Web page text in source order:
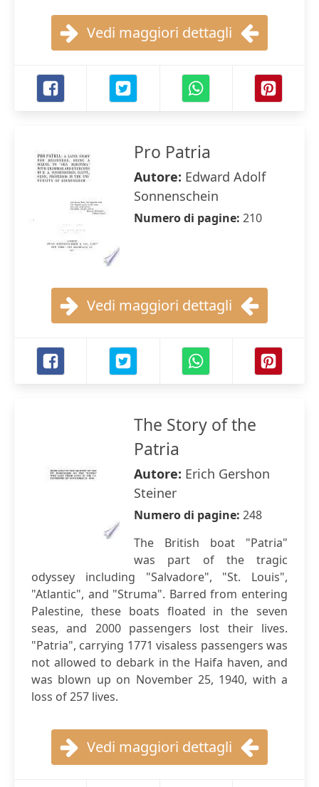
Vedi maggiori dettagli
Pro Patria
Autore: Edward Adolf
Sonnenschein
Numero di pagine: 210
Vedi maggiori dettagli
The Story of the
Patria
Autore: Erich Gershon
Steiner
Numero di pagine: 248
The British boat "Patria"
was part of the tragic
odyssey including "Salvadore", "St. Louis",
"Atlantic", and "Struma". Barred from entering
Palestine, these boats floated in the seven
seas, and 2000 passengers lost their lives.
"Patria", carrying 1771 visaless passengers was
not allowed to debark in the Haifa haven, and
was blown up on November 25, 1940, with a
loss of 257 lives.
Vedi maggiori dettagli